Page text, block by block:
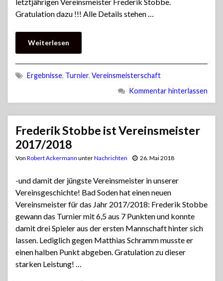
Gratulation dazu !!! Alle Details stehen …
Weiterlesen
Ergebnisse, Turnier, Vereinsmeisterschaft
Kommentar hinterlassen
Frederik Stobbe ist Vereinsmeister
2017/2018
Von Robert Ackermann unterNachrichten 26. Mai 2018
-und damit der jüngste Vereinsmeister in unserer
Vereinsgeschichte! Bad Soden hat einen neuen
Vereinsmeister für das Jahr 2017/2018: Frederik Stobbe
gewann das Turnier mit 6,5 aus 7 Punkten und konnte
damit drei Spieler aus der ersten Mannschaft hinter sich
lassen. Lediglich gegen Matthias Schramm musste er
einen halben Punkt abgeben. Gratulation zu dieser
starken Leistung! …